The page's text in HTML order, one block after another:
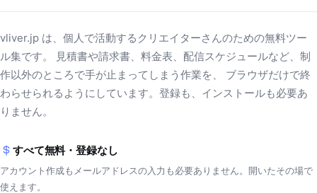
vliver.jp は、個人で活動するクリエイターさんのための無料ツー
ル集です。 見積書や請求書、料金表、配信スケジュールなど、制
作以外のところで手が止まってしまう作業を、 ブラウザだけで終
わらせられるようにしています。登録も、インストールも必要あ
りません。
すべて無料・登録なし
アカウント作成もメールアドレスの入力も必要ありません。開いたその場で
使えます。